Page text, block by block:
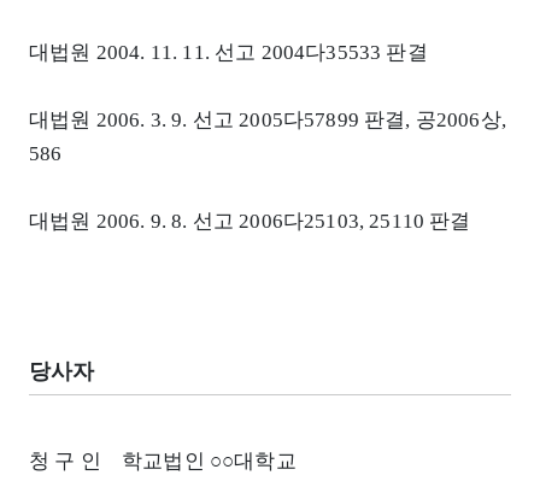
대법원 2004. 11. 11. 선고 2004다35533 판결
대법원 2006. 3. 9. 선고 2005다57899 판결, 공2006상,
586
대법원 2006. 9. 8. 선고 2006다25103, 25110 판결
당사자
청 구 인 학교법인 ○○대학교